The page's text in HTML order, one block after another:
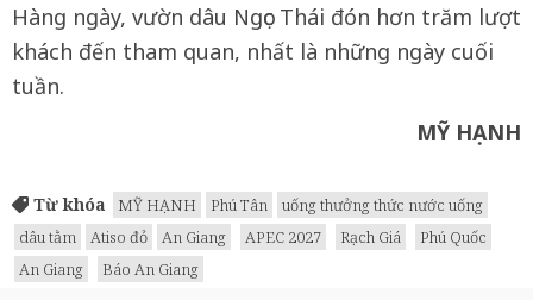
Hàng ngày, vườn dâu Ngọc Thái đón hơn trăm lượt
khách đến tham quan, nhất là những ngày cuối
tuần.
MỸ HẠNH
Từ khóa MỸ HẠNH Phú Tân
uống thưởng thức nước uống
dâu tằm
Atiso đỏ An Giang APEC 2027 Rạch Giá
Phú Quốc
An Giang
Báo An Giang